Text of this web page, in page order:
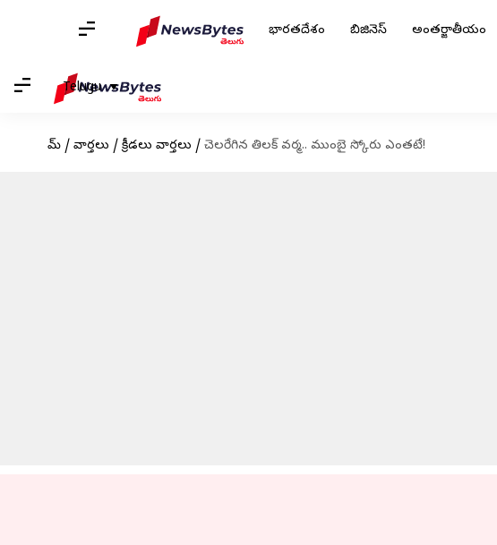
భారతదేశం బిజినెస్ అంతర్జాతీయం
Telugu
హోమ్ / వార్తలు / క్రీడలు వార్తలు / చెలరేగిన తిలక్ వర్మ.. ముంబై స్కోరు ఎంతటే!